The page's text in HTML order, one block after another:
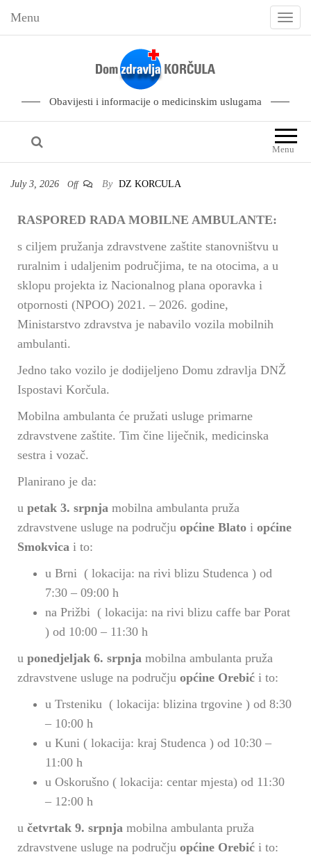
Menu
T
l
e
n
Obavijesti i informacije o medicinskim uslugama
Menu
July 3, 2026 Off By DZ KORCULA
RASPORED RADA MOBILNE AMBULANTE:
s ciljem pružanja zdravstvene zaštite stanovništvu u
ruralnim i udaljenim područjima, te na otocima, a u
sklopu projekta iz Nacionalnog plana oporavka i
otpornosti (NPOO) 2021. – 2026. godine,
Ministarstvo zdravstva je nabavilo vozila mobilnih
ambulanti.
Jedno tako vozilo je dodijeljeno Domu zdravlja DNŽ
Ispostavi Korčula.
Mobilna ambulanta će pružati usluge primarne
zdravstvene zaštite. Tim čine liječnik, medicinska
sestra i vozač.
Planirano je da:
u petak 3. srpnja mobilna ambulanta pruža
zdravstvene usluge na području općine Blato i općine
Smokvica i to:
u Brni ( lokacija: na rivi blizu Studenca ) od
7:30 – 09:00 h
na Prižbi ( lokacija: na rivi blizu caffe bar Porat
) od 10:00 – 11:30 h
u ponedjeljak 6. srpnja mobilna ambulanta pruža
zdravstvene usluge na području općine Orebić i to:
u Trsteniku ( lokacija: blizina trgovine ) od 8:30
– 10:00 h
u Kuni ( lokacija: kraj Studenca ) od 10:30 –
11:00 h
u Oskorušno ( lokacija: centar mjesta) od 11:30
– 12:00 h
u četvrtak 9. srpnja mobilna ambulanta pruža
zdravstvene usluge na području općine Orebić i to: